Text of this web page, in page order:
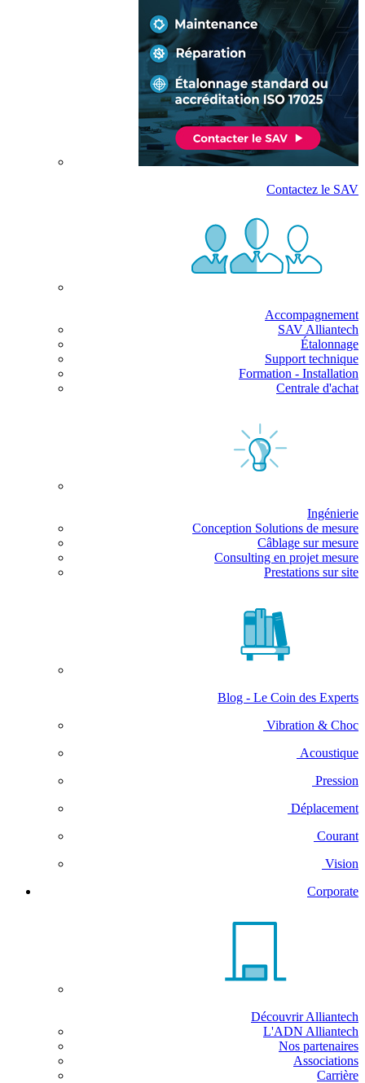
Contactez le SAV
Accompagnement
SAV Alliantech
Étalonnage
Support technique
Formation - Installation
Centrale d'achat
Ingénierie
Conception Solutions de mesure
Câblage sur mesure
Consulting en projet mesure
Prestations sur site
Blog - Le Coin des Experts
Vibration & Choc
Acoustique
Pression
Déplacement
Courant
Vision
Corporate
Découvrir Alliantech
L'ADN Alliantech
Nos partenaires
Associations
Carrière